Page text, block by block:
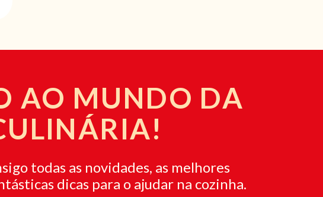
AO MUNDO DA
todas as novidades, as melhores
dicas para o ajudar na cozinha.